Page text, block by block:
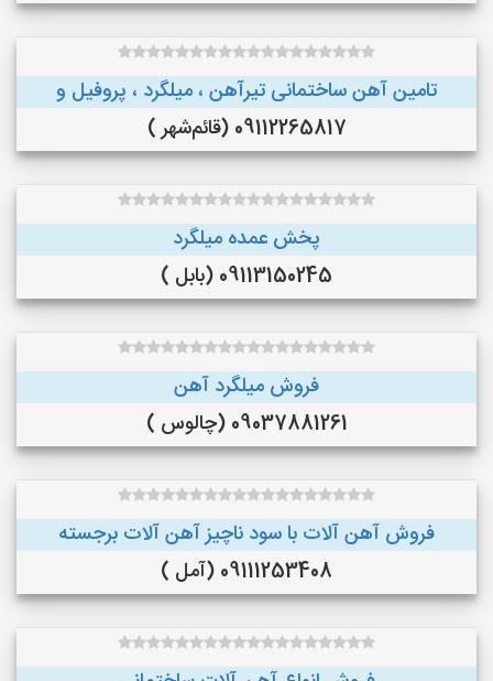
تامین آهن ساختمانی تیرآهن ، میلگرد ، پروفیل و
09112265817 (قائم‌شهر )
پخش عمده میلگرد
09113150245 (بابل )
فروش میلگرد آهن
09037881261 (چالوس )
فروش آهن آلات با سود ناچیز آهن آلات برجسته
09111253408 (آمل )